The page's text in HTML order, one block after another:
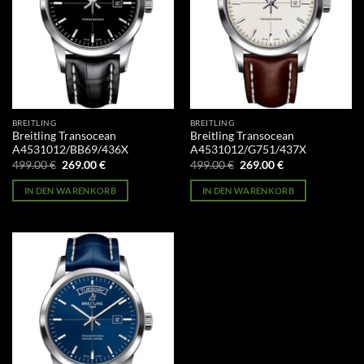
BREITLING
Breitling Transocean
A4531012/BB69/436X
499.00€ Ursprünglicher
war:
499.00 €
269.00€Aktueller
ist:
269.00 €.
IN DEN WARENKORB
BREITLING
Breitling Transocean
A4531012/G751/437X
499.00€ Ursprünglicher
war:
499.00 €
269.00€Aktueller
ist:
269.00 €.
IN DEN WARENKORB